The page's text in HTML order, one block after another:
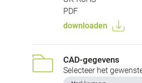
PDF
downloaden
CAD-gegevens
Selecteer het